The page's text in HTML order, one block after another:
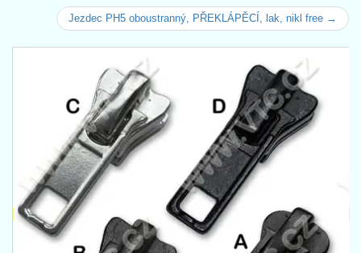
Jezdec PH5 oboustranný, PŘEKLÁPĚCÍ, lak, nikl free →